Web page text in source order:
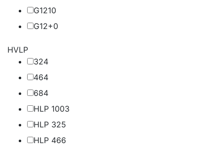
G1210
G12+0
HVLP
324
464
684
HLP 1003
HLP 325
HLP 466